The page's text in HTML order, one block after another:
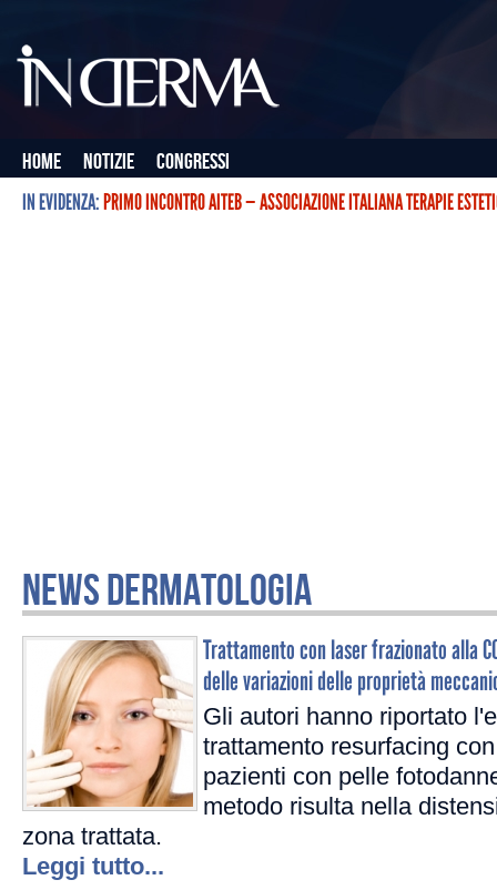
Home Notizie
Congressi
IN EVIDENZA:PRIMO INCONTRO AITEB — ASSOCIAZIONE ITALIANA TERAPIE
NEWS DERMATOLOGIA
Trattamento con laser frazionato alla
delle variazioni delle proprietà
Gli autori hanno riportato
trattamento resurfacing
pazienti con pelle
metodo risulta nella
zona trattata.
Leggi tutto...